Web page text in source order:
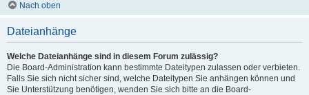
Nach oben
Dateianhänge
Welche Dateianhänge sind in diesem Forum zulässig?
Die Board-Administration kann bestimmte Dateitypen zulassen oder verbieten.
Falls Sie sich nicht sicher sind, welche Dateitypen Sie anhängen können und
Sie Unterstützung benötigen, wenden Sie sich bitte an die Board-